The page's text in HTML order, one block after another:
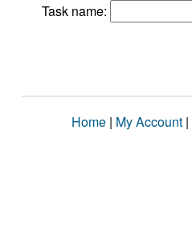
Task name:
Home | My Account |